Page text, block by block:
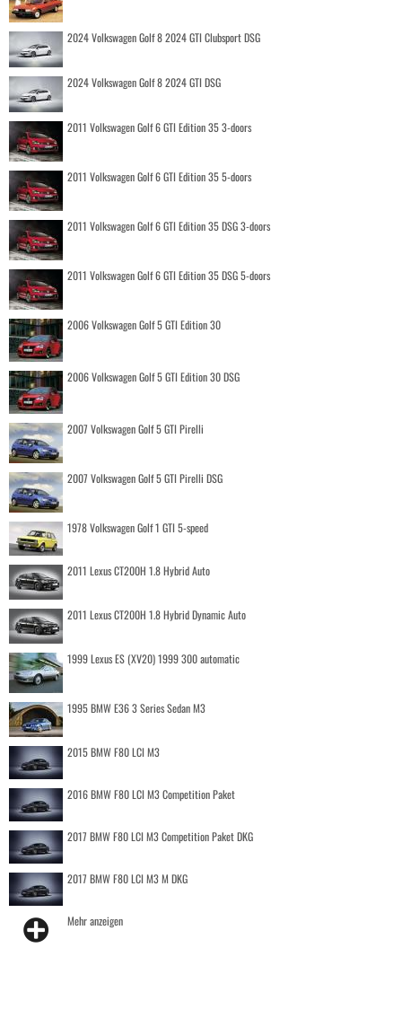
2024 Volkswagen Golf 8 2024 GTI Clubsport DSG
2024 Volkswagen Golf 8 2024 GTI DSG
2011 Volkswagen Golf 6 GTI Edition 35 3-doors
2011 Volkswagen Golf 6 GTI Edition 35 5-doors
2011 Volkswagen Golf 6 GTI Edition 35 DSG 3-doors
2011 Volkswagen Golf 6 GTI Edition 35 DSG 5-doors
2006 Volkswagen Golf 5 GTI Edition 30
2006 Volkswagen Golf 5 GTI Edition 30 DSG
2007 Volkswagen Golf 5 GTI Pirelli
2007 Volkswagen Golf 5 GTI Pirelli DSG
1978 Volkswagen Golf 1 GTI 5-speed
2011 Lexus CT200H 1.8 Hybrid Auto
2011 Lexus CT200H 1.8 Hybrid Dynamic Auto
1999 Lexus ES (XV20) 1999 300 automatic
1995 BMW E36 3 Series Sedan M3
2015 BMW F80 LCI M3
2016 BMW F80 LCI M3 Competition Paket
2017 BMW F80 LCI M3 Competition Paket DKG
2017 BMW F80 LCI M3 M DKG
Mehr anzeigen